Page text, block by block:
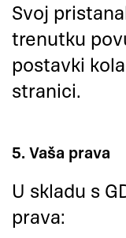
Svoj
trenutku
postavki
stranici.
5. Vaša prava
U skladu s
prava: